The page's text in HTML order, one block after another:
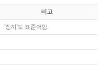
비고
'장끼'도 표준어임.